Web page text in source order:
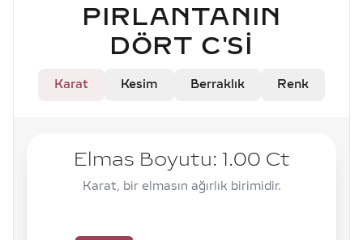
PIRLANTANIN
DÖRT C'SI
Karat Kesim Berraklık Renk
Elmas Boyutu: 1.00 Ct
Karat, bir elmasın ağırlık birimidir.